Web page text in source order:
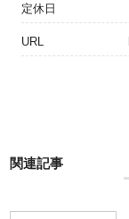
定休日
URL
関連記事